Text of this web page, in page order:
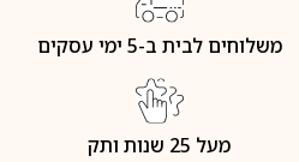
משלוחים לבית ב-5 ימי עסקים
מעל 25 שנות ותק